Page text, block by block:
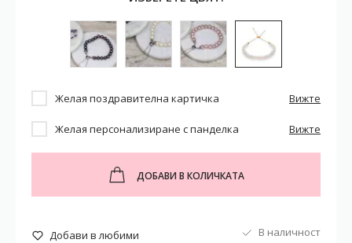
Желая поздравителна картичка Вижте
Желая персонализиране с панделка Вижте
ДОБАВИ В КОЛИЧКАТА
Добави в любими В наличност